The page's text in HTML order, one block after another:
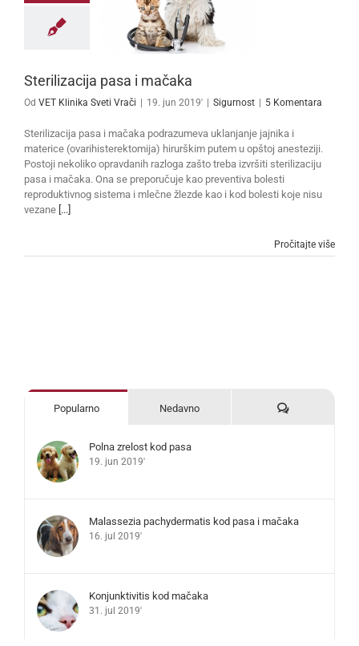
Sterilizacija pasa i mačaka
Od VET Klinika Sveti Vrači 19. jun 2019' Sigurnost 5 Komentara
Sterilizacija pasa i mačaka podrazumeva uklanjanje jajnika i
materice (ovarihisterektomija) hirurškim putem u opštoj anesteziji.
Postoji nekoliko opravdanih razloga zašto treba izvršiti sterilizaciju
pasa i mačaka. Ona se preporučuje kao preventiva bolesti
reproduktivnog sistema i mlečne žlezde kao i kod bolesti koje nisu
vezane [...]
Pročitajte više
Popularno Nedavno Komentari
Polna zrelost kod pasa
19. jun 2019'
Malassezia pachydermatis kod pasa i mačaka
16. jul 2019'
Konjunktivitis kod mačaka
31. jul 2019'